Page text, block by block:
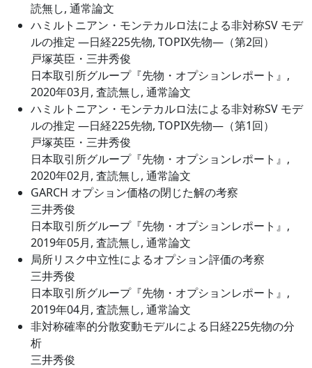
読無し, 通常論文
ハミルトニアン・モンテカルロ法による非対称SV モデ
ルの推定 ―日経225先物, TOPIX先物―（第2回）
戸塚英臣・三井秀俊
日本取引所グループ『先物・オプションレポート』,
2020年03月, 査読無し, 通常論文
ハミルトニアン・モンテカルロ法による非対称SV モデ
ルの推定 ―日経225先物, TOPIX先物―（第1回）
戸塚英臣・三井秀俊
日本取引所グループ『先物・オプションレポート』,
2020年02月, 査読無し, 通常論文
GARCH オプション価格の閉じた解の考察
三井秀俊
日本取引所グループ『先物・オプションレポート』,
2019年05月, 査読無し, 通常論文
局所リスク中立性によるオプション評価の考察
三井秀俊
日本取引所グループ『先物・オプションレポート』,
2019年04月, 査読無し, 通常論文
非対称確率的分散変動モデルによる日経225先物の分
析
三井秀俊